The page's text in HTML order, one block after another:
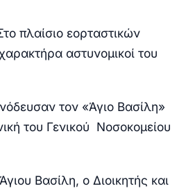
πλαίσιο εορταστικών
αστυνομικοί του
τον «Άγιο Βασίλη»
του Γενικού Νοσοκομείου
Βασίλη, ο Διοικητής και